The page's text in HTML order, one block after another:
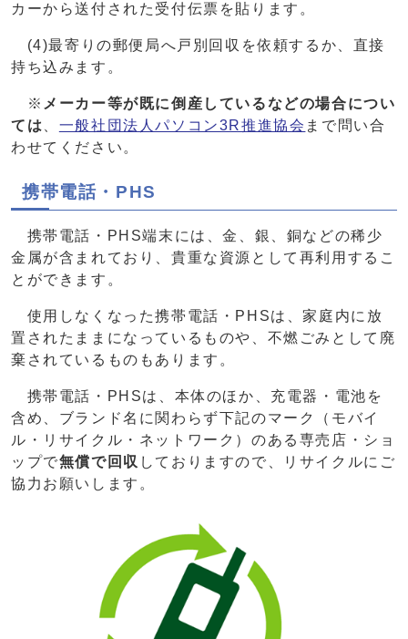
カーから送付された受付伝票を貼ります。
(4)最寄りの郵便局へ戸別回収を依頼するか、直接
持ち込みます。
※ メーカー等が既に倒産しているなどの場合につい
ては
一般社団法人パソコン3R推進協会 まで問い合
わせてください。
携帯電話・PHS
携帯電話・PHS端末には、金、銀、銅などの稀少
金属が含まれており、貴重な資源として再利用するこ
とができます。
使用しなくなった携帯電話・PHSは、家庭内に放
置されたままになっているものや、不燃ごみとして廃
棄されているものもあります。
携帯電話・PHSは、本体のほか、充電器・電池を
含め、ブランド名に関わらず下記のマーク（モバイ
ル・リサイクル・ネットワーク）のある専売店・ショ
ップで無償で回収 しておりますので、リサイクルにご
協力お願いします。